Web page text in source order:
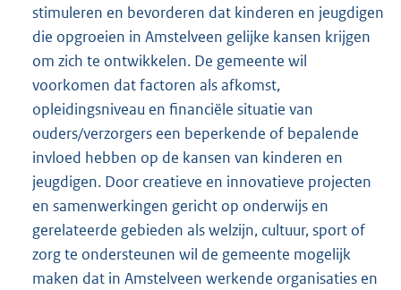
stimuleren en bevorderen dat kinderen en jeugdigen
die opgroeien in Amstelveen gelijke kansen krijgen
om zich te ontwikkelen. De gemeente wil
voorkomen dat factoren als afkomst,
opleidingsniveau en financiële situatie van
ouders/verzorgers een beperkende of bepalende
invloed hebben op de kansen van kinderen en
jeugdigen. Door creatieve en innovatieve projecten
en samenwerkingen gericht op onderwijs en
gerelateerde gebieden als welzijn, cultuur, sport of
zorg te ondersteunen wil de gemeente mogelijk
maken dat in Amstelveen werkende organisaties en